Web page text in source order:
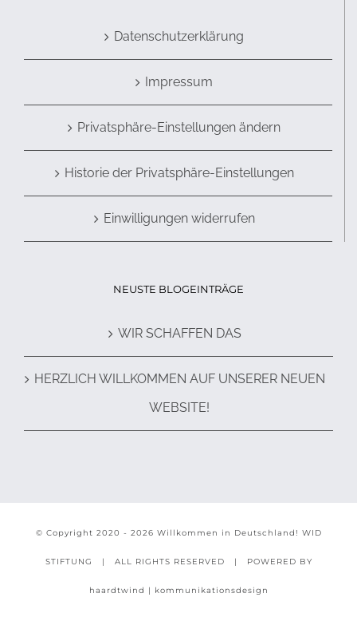
Datenschutzerklärung
Impressum
Privatsphäre-Einstellungen ändern
Historie der Privatsphäre-Einstellungen
Einwilligungen widerrufen
NEUSTE BLOGEINTRÄGE
WIR SCHAFFEN DAS
HERZLICH WILLKOMMEN AUF UNSERER NEUEN
WEBSITE!
© Copyright 2020 - 2026 Willkommen in Deutschland! WID
STIFTUNG | ALL RIGHTS RESERVED | POWERED BY
haardtwind | kommunikationsdesign